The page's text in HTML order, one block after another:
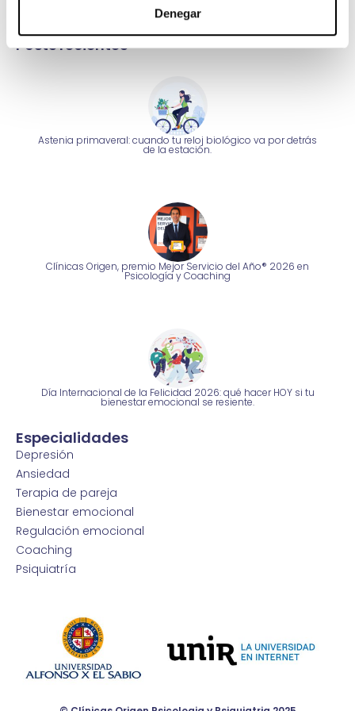
Denegar
Posts recientes
Astenia primaveral: cuando tu reloj biológico va por detrás
de la estación.
Clínicas Origen, premio Mejor Servicio del Año® 2026 en
Psicología y Coaching
Día Internacional de la Felicidad 2026: qué hacer HOY si tu
bienestar emocional se resiente.
Especialidades
Depresión
Ansiedad
Terapia de pareja
Bienestar emocional
Regulación emocional
Coaching
Psiquiatría